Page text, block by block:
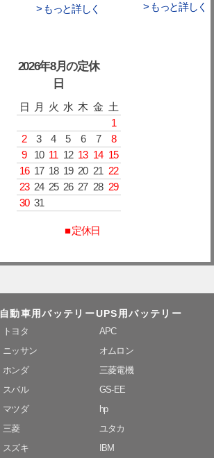
> もっと詳しく
> もっと詳しく
2026年8月の定休
日
日 月 火 水 木 金 土
1
2
3 4 5 6 7
8
9
10 11 12 13 14 15
16 17 18 19 20 21 22
23 24 25 26 27 28 29
30 31
■ 定休日
自動車用バッテリー
トヨタ
ニッサン
ホンダ
スバル
マツダ
三菱
スズキ
UPS用バッテリー
APC
オムロン
三菱電機
GS-EE
hp
ユタカ
IBM